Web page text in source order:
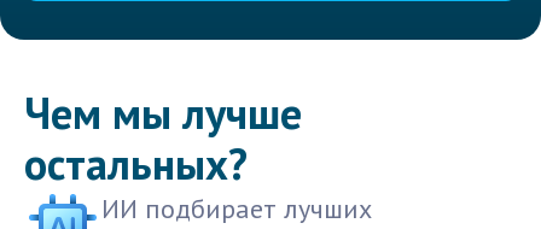
Чем мы лучше
остальных?
ИИ подбирает лучших